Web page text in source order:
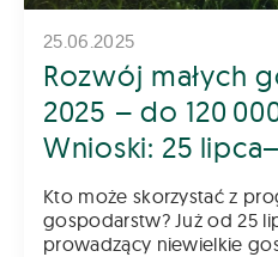
25.06.2025
Rozwój małych
2025 – do 120
Wnioski: 25
Kto może skorzystać z
gospodarstw? Już od 25 lipca 2025 roku rolnicy
prowadzący niewielkie